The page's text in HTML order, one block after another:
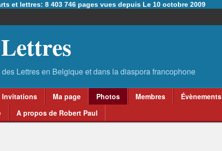
et lettres: 8 403 746 pages vues depuis Le 10 octobre 2009
Invitations Ma page Photos Membres Évènements
A propos de Robert Paul